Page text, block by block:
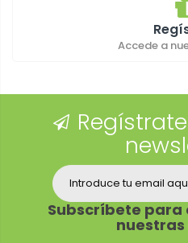
Accede a
Subscríbete